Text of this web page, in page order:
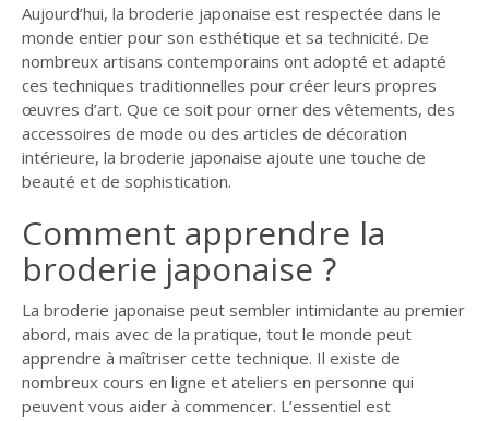
Aujourd’hui, la broderie japonaise est respectée dans le
monde entier pour son esthétique et sa technicité. De
nombreux artisans contemporains ont adopté et adapté
ces techniques traditionnelles pour créer leurs propres
œuvres d’art. Que ce soit pour orner des vêtements, des
accessoires de mode ou des articles de décoration
intérieure, la broderie japonaise ajoute une touche de
beauté et de sophistication.
Comment apprendre la
broderie japonaise ?
La broderie japonaise peut sembler intimidante au premier
abord, mais avec de la pratique, tout le monde peut
apprendre à maîtriser cette technique. Il existe de
nombreux cours en ligne et ateliers en personne qui
peuvent vous aider à commencer. L’essentiel est